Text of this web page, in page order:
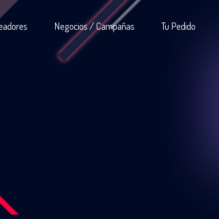
Negocios / Campañas Tu Pedido